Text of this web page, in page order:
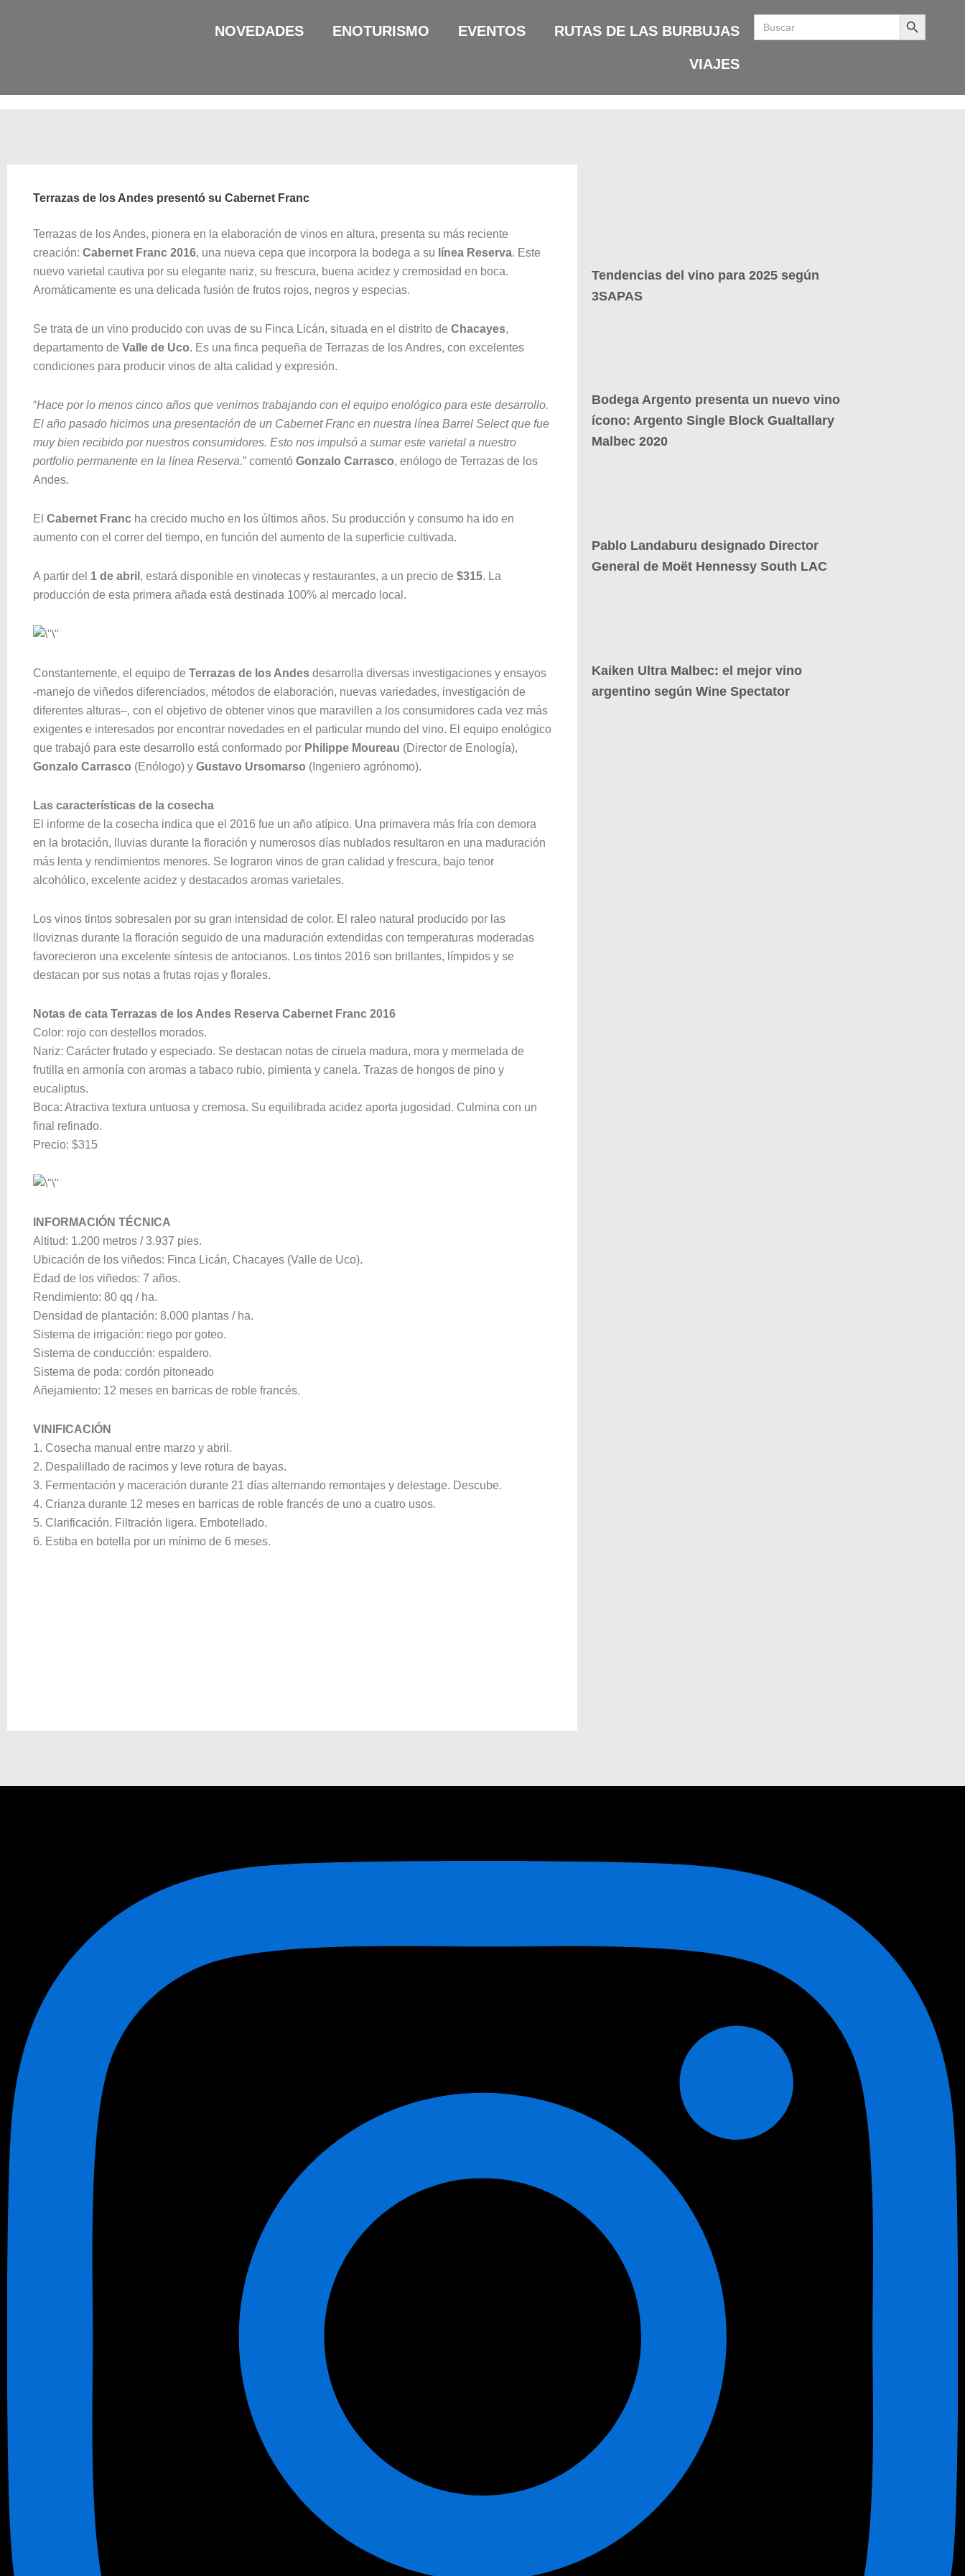
NOVEDADES ENOTURISMO EVENTOS RUTAS DE LAS BURBUJAS
VIAJES
Search
for:
Search Button
Terrazas de los Andes presentó su Cabernet Franc
Terrazas de los Andes, pionera en la elaboración de vinos en altura, presenta su más reciente
creación: Cabernet Franc 2016, una nueva cepa que incorpora la bodega a su línea Reserva. Este
nuevo varietal cautiva por su elegante nariz, su frescura, buena acidez y cremosidad en boca.
Aromáticamente es una delicada fusión de frutos rojos, negros y especias.
Se trata de un vino producido con uvas de su Finca Licán, situada en el distrito de Chacayes,
departamento de Valle de Uco. Es una finca pequeña de Terrazas de los Andres, con excelentes
condiciones para producir vinos de alta calidad y expresión.
“Hace por lo menos cinco años que venimos trabajando con el equipo enológico para este desarrollo.
El año pasado hicimos una presentación de un Cabernet Franc en nuestra línea Barrel Select que fue
muy bien recibido por nuestros consumidores. Esto nos impulsó a sumar este varietal a nuestro
portfolio permanente en la línea Reserva.” comentó Gonzalo Carrasco, enólogo de Terrazas de los
Andes.
El Cabernet Francha crecido mucho en los últimos años. Su producción y consumo ha ido en
aumento con el correr del tiempo, en función del aumento de la superficie cultivada.
A partir del 1 de abril , estará disponible en vinotecas y restaurantes, a un precio de $315. La
producción de esta primera añada está destinada 100% al mercado local.
Constantemente, el equipo de Terrazas de los Andesdesarrolla diversas investigaciones y ensayos
-manejo de viñedos diferenciados, métodos de elaboración, nuevas variedades, investigación de
diferentes alturas–, con el objetivo de obtener vinos que maravillen a los consumidores cada vez más
exigentes e interesados por encontrar novedades en el particular mundo del vino. El equipo enológico
que trabajó para este desarrollo está conformado por Philippe Moureau (Director de Enología),
Gonzalo Carrasco (Enólogo) y Gustavo Ursomarso (Ingeniero agrónomo).
Las características de la cosecha
El informe de la cosecha indica que el 2016 fue un año atípico. Una primavera más fría con demora
en la brotación, lluvias durante la floración y numerosos días nublados resultaron en una maduración
más lenta y rendimientos menores. Se lograron vinos de gran calidad y frescura, bajo tenor
alcohólico, excelente acidez y destacados aromas varietales.
Los vinos tintos sobresalen por su gran intensidad de color. El raleo natural producido por las
lloviznas durante la floración seguido de una maduración extendidas con temperaturas moderadas
favorecieron una excelente síntesis de antocianos. Los tintos 2016 son brillantes, límpidos y se
destacan por sus notas a frutas rojas y florales.
Notas de cata Terrazas de los Andes Reserva Cabernet Franc 2016
Color: rojo con destellos morados.
Nariz: Carácter frutado y especiado. Se destacan notas de ciruela madura, mora y mermelada de
frutilla en armonía con aromas a tabaco rubio, pimienta y canela. Trazas de hongos de pino y
eucaliptus.
Boca: Atractiva textura untuosa y cremosa. Su equilibrada acidez aporta jugosidad. Culmina con un
final refinado.
Precio: $315
INFORMACIÓN TÉCNICA
Altitud: 1.200 metros / 3.937 pies.
Ubicación de los viñedos: Finca Licán, Chacayes (Valle de Uco).
Edad de los viñedos: 7 años.
Rendimiento: 80 qq / ha.
Densidad de plantación: 8.000 plantas / ha.
Sistema de irrigación: riego por goteo.
Sistema de conducción: espaldero.
Sistema de poda: cordón pitoneado
Añejamiento: 12 meses en barricas de roble francés.
VINIFICACIÓN
1. Cosecha manual entre marzo y abril.
2. Despalillado de racimos y leve rotura de bayas.
3. Fermentación y maceración durante 21 días alternando remontajes y delestage. Descube.
4. Crianza durante 12 meses en barricas de roble francés de uno a cuatro usos.
5. Clarificación. Filtración ligera. Embotellado.
6. Estiba en botella por un mínimo de 6 meses.
Tendencias del vino para 2025 según
3SAPAS
Bodega Argento presenta un nuevo vino
ícono: Argento Single Block Gualtallary
Malbec 2020
Pablo Landaburu designado Director
General de Moët Hennessy South LAC
Kaiken Ultra Malbec: el mejor vino
argentino según Wine Spectator